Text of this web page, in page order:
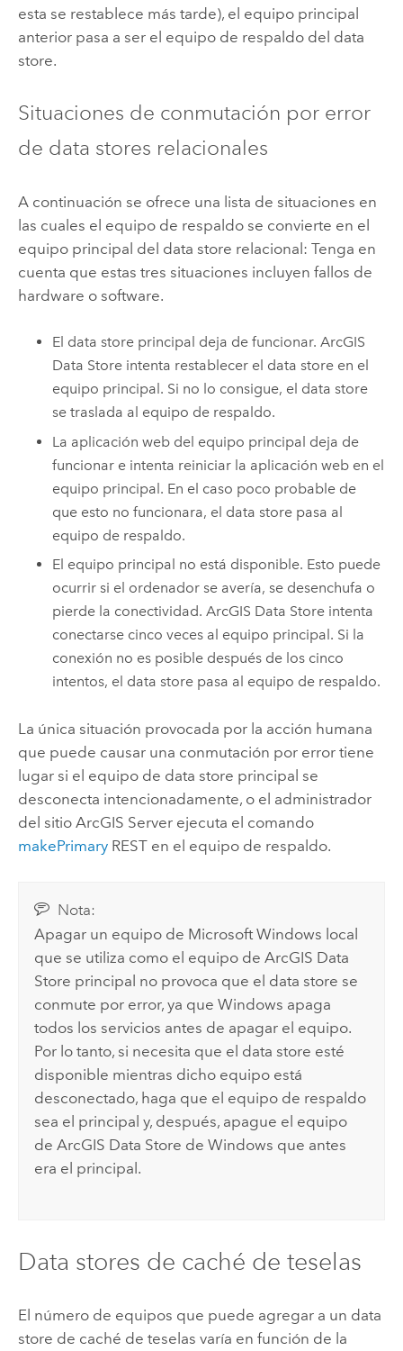
esta se restablece más tarde), el equipo principal
anterior pasa a ser el equipo de respaldo del data
store.
Situaciones de conmutación por error
de data stores relacionales
A continuación se ofrece una lista de situaciones en
las cuales el equipo de respaldo se convierte en el
equipo principal del data store relacional: Tenga en
cuenta que estas tres situaciones incluyen fallos de
hardware o software.
El data store principal deja de funcionar.ArcGIS
Data Store intenta restablecer el data store en el
equipo principal. Si no lo consigue, el data store
se traslada al equipo de respaldo.
La aplicación web del equipo principal deja de
funcionar e intenta reiniciar la aplicación web en el
equipo principal. En el caso poco probable de
que esto no funcionara, el data store pasa al
equipo de respaldo.
El equipo principal no está disponible. Esto puede
ocurrir si el ordenador se avería, se desenchufa o
pierde la conectividad.ArcGIS Data Store intenta
conectarse cinco veces al equipo principal. Si la
conexión no es posible después de los cinco
intentos, el data store pasa al equipo de respaldo.
La única situación provocada por la acción humana
que puede causar una conmutación por error tiene
lugar si el equipo de data store principal se
desconecta intencionadamente, o el administrador
del sitio ArcGIS Serverejecuta el comando
makePrimaryREST en el equipo de respaldo.
Nota:
Apagar un equipo de Microsoft Windows local
que se utiliza como el equipo deArcGIS Data
Store principal no provoca que el data store se
conmute por error, ya queWindows apaga
todos los servicios antes de apagar el equipo.
Por lo tanto, si necesita que el data store esté
disponible mientras dicho equipo está
desconectado, haga que el equipo de respaldo
sea el principal y, después, apague el equipo
deArcGIS Data Store deWindows que antes
era el principal.
Data stores de caché de teselas
El número de equipos que puede agregar a un data
store de caché de teselas varía en función de la